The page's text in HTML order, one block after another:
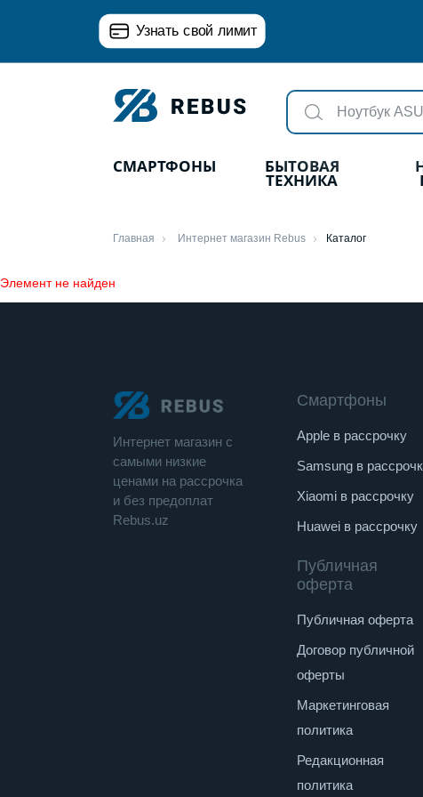
Узнать свой лимит
СМАРТФОНЫ БЫТОВАЯ
ТЕХНИКА
Главная Интернет магазин Rebus Каталог
Элемент не найден
Интернет магазин c
cамыми низкие
ценами на рассрочка
и без предоплат
Rebus.uz
Смартфоны
Apple в рассрочку
Samsung в
Xiaomi в рассрочку
Huawei в рассрочку
Публичная
оферта
Публичная оферта
Договор публичной
оферты
Маркетинговая
политика
Редакционная
политика